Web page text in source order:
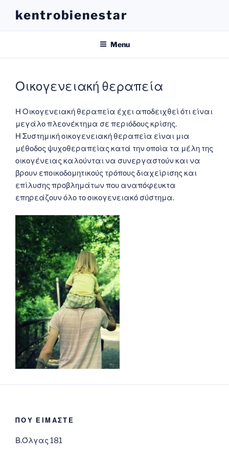
content
kentrobienestar
Menu
Οικογενειακή θεραπεία
Η Οικογενειακή θεραπεία έχει αποδειχθεί ότι είναι
μεγάλο πλεονέκτημα σε περιόδους κρίσης.
Η Συστημική οικογενειακή θεραπεία είναι μια
μέθοδος ψυχοθεραπείας κατά την οποία τα μέλη της
οικογένειας καλούνται να συνεργαστούν και να
βρουν εποικοδομητικούς τρόπους διαχείρισης και
επίλυσης προβλημάτων που αναπόφευκτα
επηρεάζουν όλο το οικογενειακό σύστημα.
ΠΟΥ ΕΙΜΑΣΤΕ
Β.Όλγας 181